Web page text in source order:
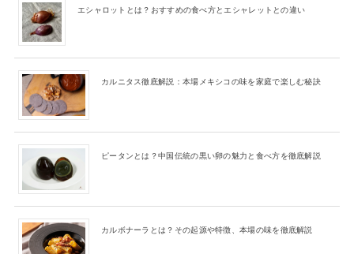
エシャロットとは？おすすめの食べ方とエシャレットとの違い
カルニタス徹底解説：本場メキシコの味を家庭で楽しむ秘訣
ピータンとは？中国伝統の黒い卵の魅力と食べ方を徹底解説
カルボナーラとは？その起源や特徴、本場の味を徹底解説